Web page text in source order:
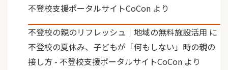
不登校支援ポータルサイトCoCon より
不登校の親のリフレッシュ｜地域の無料施設活用 に
不登校の夏休み、子どもが「何もしない」時の親の
接し方 - 不登校支援ポータルサイトCoCon より